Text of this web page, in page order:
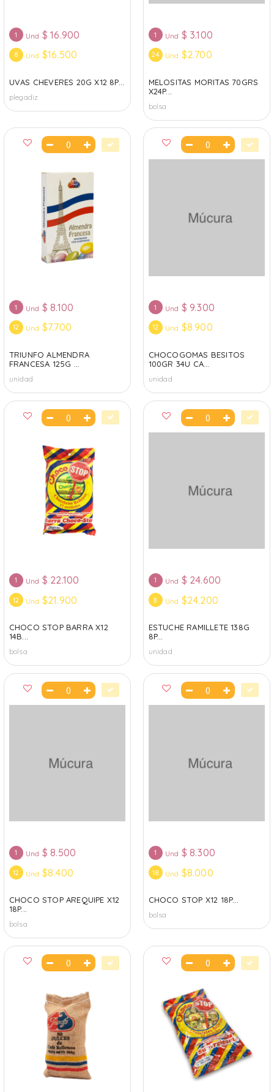
1 Und $ 16.900
8 Und $16.500
UVAS CHEVERES 20G X12 8P...
plegadiz
1 Und $ 3.100
24 Und $2.700
MELOSITAS MORITAS 70GRS
X24P...
bolsa
1 Und $ 8.100
12 Und $7.700
TRIUNFO ALMENDRA
FRANCESA 125G ...
unidad
1 Und $ 9.300
12 Und $8.900
CHOCOGOMAS BESITOS
100GR 34U CA...
unidad
1 Und $ 22.100
12 Und $21.900
CHOCO STOP BARRA X12
14B...
bolsa
1 Und $ 24.600
8 Und $24.200
ESTUCHE RAMILLETE 138G
8P...
unidad
1 Und $ 8.500
12 Und $8.400
CHOCO STOP AREQUIPE X12
18P...
bolsa
1 Und $ 8.300
18 Und $8.000
CHOCO STOP X12 18P...
bolsa